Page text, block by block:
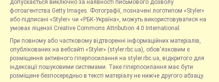
допускається виключно за наявності письмового дозволу
фотоагентства Getty Images. Фотографії, позначені логотипом «Styler»
або підписані «Styler» чи «РБК-Україна», можуть використовуватися на
умовах ліцензії Creative Commons Attribution 4.0 International.
При повному або частковому відтворенні інформаційних матеріалів,
опублікованих на вебсайті «Styler» (styler.rbc.ua), обов'язковим є
розміщення активного гіперпосилання на styler.rbc.ua, відкритого для
індексації пошуковими системами. Таке гіперпосилання має бути
розміщене безпосередньо в тексті матеріалу не нижче другого абзацу.